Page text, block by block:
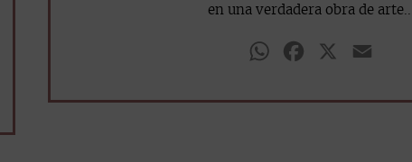
en una verdadera obra de
WhatsAppFacebook